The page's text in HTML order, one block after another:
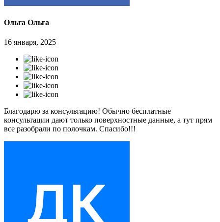
Ольга Ольга
16 января, 2025
Благодарю за консультацию! Обычно бесплатные
консультации дают только поверхностные данные, а тут прям
все разобрали по полочкам. Спасибо!!!